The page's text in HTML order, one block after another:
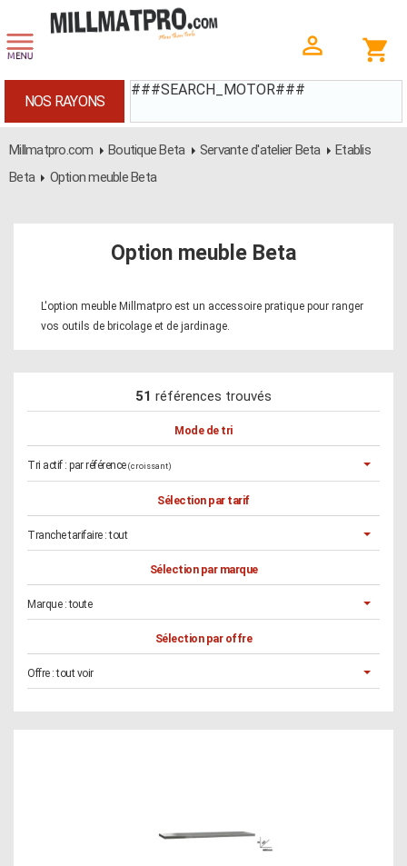
###SEARCH_MOTOR###
NOS RAYONS
Millmatpro.com Boutique Beta Servante d'atelier Beta
Etablis
Beta
Option meuble Beta
Option meuble Beta
L'option meuble Millmatpro est un accessoire pratique pour ranger
vos outils de bricolage et de jardinage.
51 références trouvés
Mode de tri
Tri actif : par référence (croissant)
Sélection par tarif
Tranche tarifaire :tout
Sélection par marque
Marque :toute
Sélection par offre
Offre :tout voir